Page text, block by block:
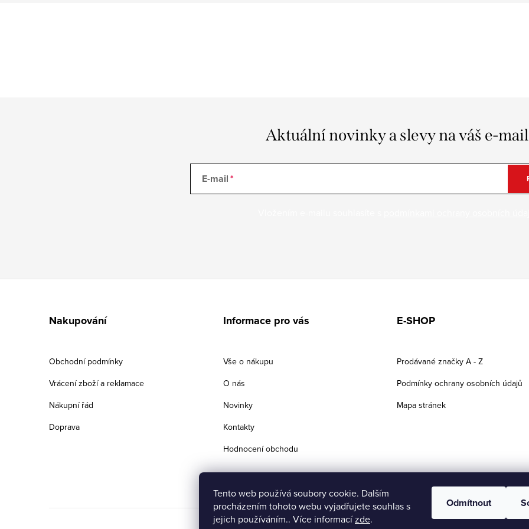
Tento web používá soubory cookie. Dalším
procházením tohoto webu vyjadřujete souhlas s
jejich používáním.. Více informacízde.
Odmítnout
Aktuální novinky a slevy na váš e-mail
E-mail
Nakupování
Obchodní podmínky
Vrácení zboží a reklamace
Nákupní řád
Doprava
Informace pro vás
Vše o nákupu
O nás
Novinky
Kontakty
Hodnocení obchodu
E-SHOP
Prodávané značky A - Z
Podmínky ochrany osobních údajů
Mapa stránek